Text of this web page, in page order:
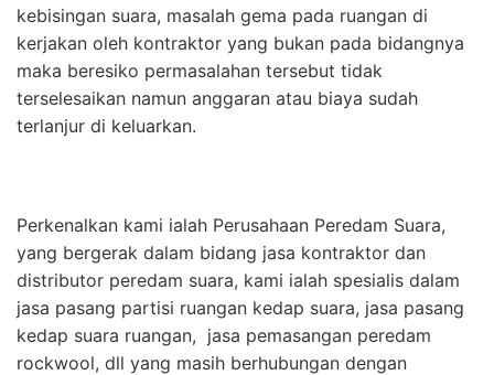
kebisingan suara, masalah gema pada ruangan di
kerjakan oleh kontraktor yang bukan pada bidangnya
maka beresiko permasalahan tersebut tidak
terselesaikan namun anggaran atau biaya sudah
terlanjur di keluarkan.
Perkenalkan kami ialah Perusahaan Peredam Suara,
yang bergerak dalam bidang jasa kontraktor dan
distributor peredam suara, kami ialah spesialis dalam
jasa pasang partisi ruangan kedap suara, jasa pasang
kedap suara ruangan, jasa pemasangan peredam
rockwool, dll yang masih berhubungan dengan